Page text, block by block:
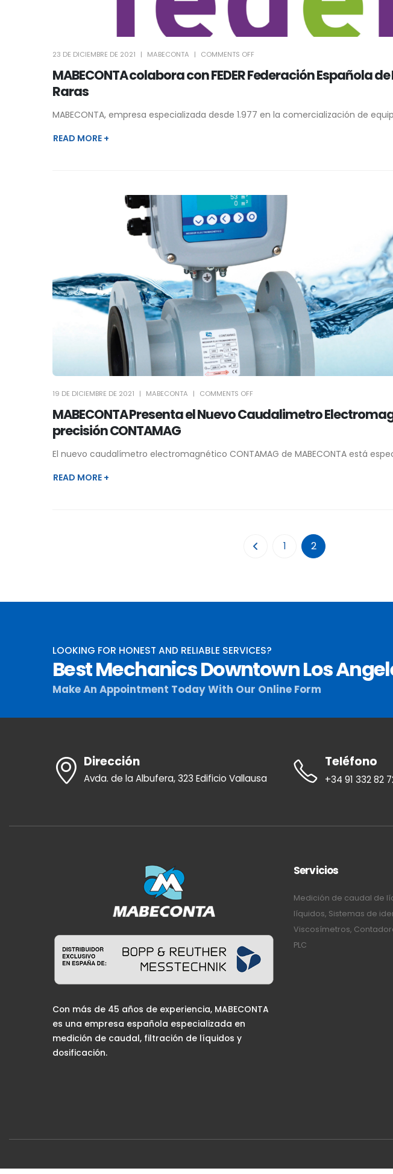
MABECONTA colabora con FEDER Federación Española
Raras
23 DE DICIEMBRE DE 2021 MABECONTA COMMENTS OFF
MABECONTA, empresa especializada desde 1.977 en la comercialización de
READ MORE +
MABECONTA Presenta el Nuevo Caudalimetro
precisión CONTAMAG
19 DE DICIEMBRE DE 2021 MABECONTA COMMENTS OFF
El nuevo caudalímetro electromagnético CONTAMAG de MABECONTA está
READ MORE +
1 2
LOOKING FOR HONEST AND RELIABLE SERVICES?
Best Mechanics Downtown Los
Make An Appointment Today With Our Online Form
Dirección
Avda. de la Albufera, 323 Edificio Vallausa
Teléfono
+34 91 332 82
Con más de 45 años de experiencia, MABECONTA
es una empresa española especializada en
medición de caudal, filtración de líquidos y
dosificación.
Servicios
Medición de caudal de
líquidos, Sistemas de
Viscosímetros,
PLC